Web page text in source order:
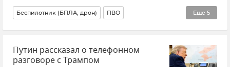
Еще 5
Беспилотник (БПЛА, дрон) ПВО
Безопасность Республики Крым и Севастополя
Безопасность ВСУ (Вооруженные силы Украины)
Путин рассказал о телефонном
разговоре с Трампом